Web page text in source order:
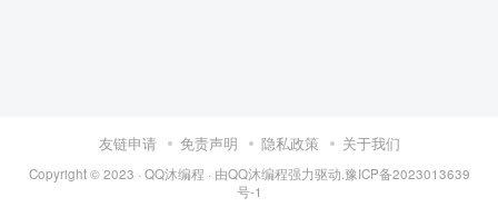
友链申请 免责声明 隐私政策 关于我们
Copyright © 2023 · QQ沐编程 · 由QQ沐编程强力驱动. 豫ICP备2023013639
号-1